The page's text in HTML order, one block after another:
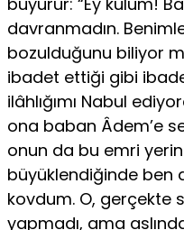
davranmadın.
bozulduğunu biliyor
ibadet ettiği gibi
ilâhlığımı Nabul
ona baban Âdem’e
onun da bu emri
büyüklendiğinde ben
kovdum. O, gerçekte
yapmadı, ama